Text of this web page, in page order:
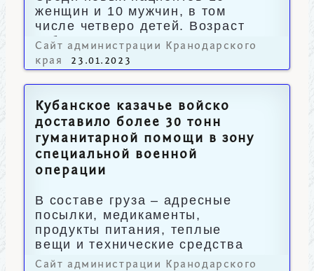
женщин и 10 мужчин, в том
числе четверо детей. Возраст
заболевших - от года до 75 лет.
Сайт администрации Кранодарского
края
23.01.2023
Кубанское казачье войско
доставило более 30 тонн
гуманитарной помощи в зону
специальной военной
операции
В составе груза – адресные
посылки, медикаменты,
продукты питания, теплые
вещи и технические средства
для выполнения задач СВО.
Сайт администрации Кранодарского